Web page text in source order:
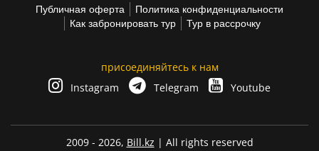
Публичная оферта
Политика конфиденциальности
Как забронировать тур
Тур в рассрочку
присоединяйтесь к нам
Instagram
Telegram Youtube
2009 - 2026, Bill.kz | All rights reserved